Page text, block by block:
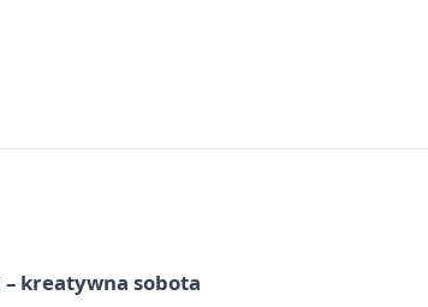
kreatywna sobota